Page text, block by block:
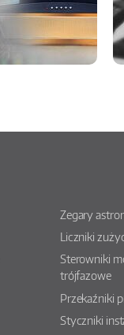
Zegary
Liczniki
Sterowniki
trójfazowe
Przekaźniki
Styczniki